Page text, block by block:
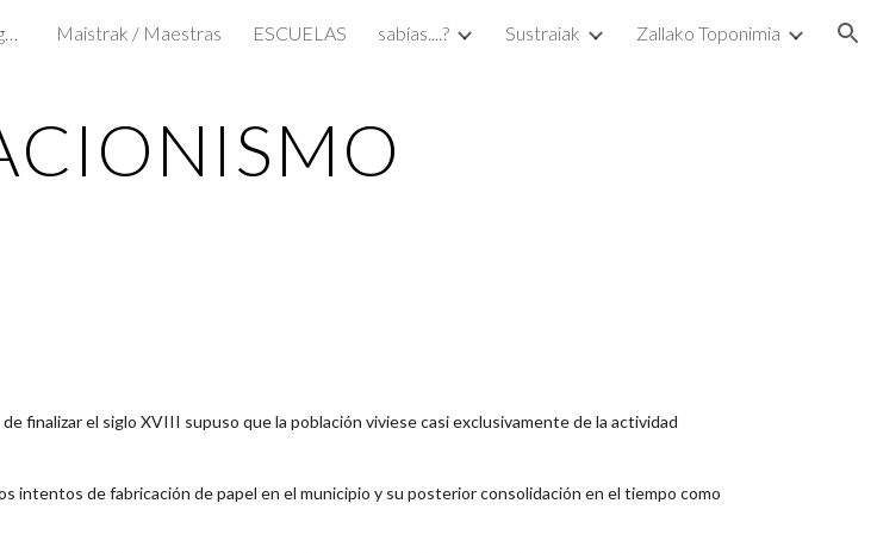
Skip to navigation
Aintzinako argazkiak / Fotos antiguas Maistrak / Maestras ESCUELAS sabías....? Sustraiak Zallako Toponimia
finalizar el siglo XVIII supuso que la población viviese casi exclusivamente de la actividad
de fabricación de papel en el municipio y su posterior consolidación en el tiempo como